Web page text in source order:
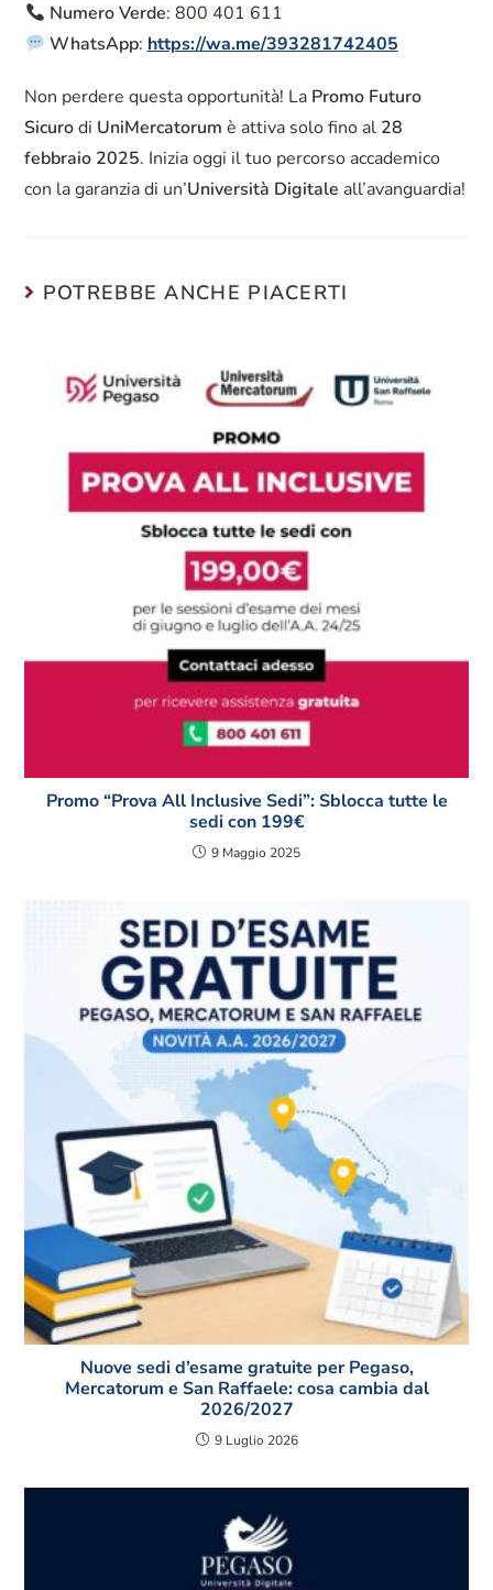
Numero Verde: 800 401 611
WhatsApp: https://wa.me/393281742405
Non perdere questa opportunità! La Promo Futuro
Sicurodi UniMercatorum è attiva solo fino al 28
febbraio 2025. Inizia oggi il tuo percorso accademico
con la garanzia di un’Università Digitale all’avanguardia!
POTREBBE ANCHE PIACERTI
Promo “Prova All Inclusive Sedi”: Sblocca tutte le
sedi con 199€
9 Maggio 2025
Nuove sedi d’esame gratuite per Pegaso,
Mercatorum e San Raffaele: cosa cambia dal
2026/2027
9 Luglio 2026